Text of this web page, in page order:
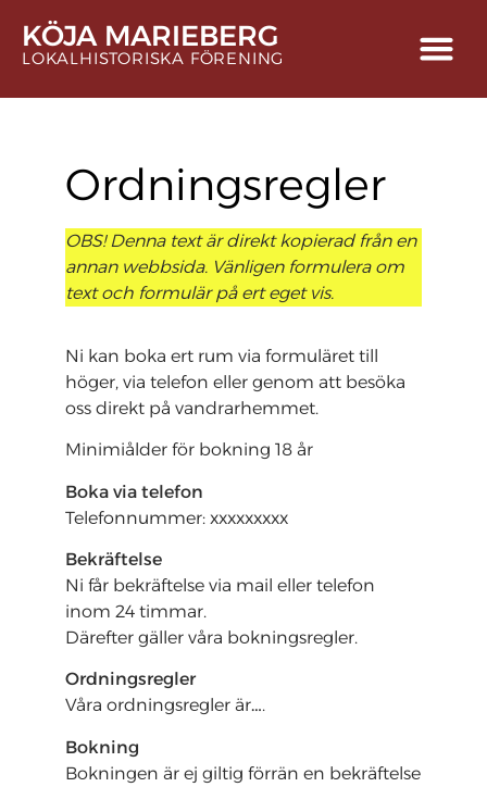
KÖJA MARIEBERG
LOKALHISTORISKA FÖRENING
Ordningsregler
OBS! Denna text är direkt kopierad från en
annan webbsida. Vänligen formulera om
text och formulär på ert eget vis.
Ni kan boka ert rum via formuläret till
höger, via telefon eller genom att besöka
oss direkt på vandrarhemmet.
Minimiålder för bokning 18 år
Boka via telefon
Telefonnummer: xxxxxxxxx
Bekräftelse
Ni får bekräftelse via mail eller telefon
inom 24 timmar.
Därefter gäller våra bokningsregler.
Ordningsregler
Våra ordningsregler är….
Bokning
Bokningen är ej giltig förrän en bekräftelse